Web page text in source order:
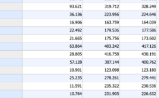
無料講座
利用者の声
無料ご相談